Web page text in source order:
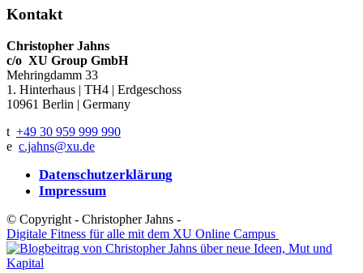
Kontakt
Christopher Jahns
c/o XU Group GmbH
Mehringdamm 33
1. Hinterhaus | TH4 | Erdgeschoss
10961 Berlin | Germany
t +49 30 959 999 990
e c.jahns@xu.de​
Datenschutzerklärung
Impressum
© Copyright - Christopher Jahns -
Digitale Fitness für alle mit dem XU Online Campus